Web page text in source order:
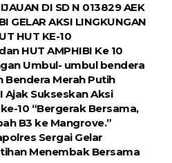
DI SD N 013829 AEK
GELAR AKSI LINGKUNGAN
HUT KE-10
HUT AMPHIBI Ke 10
Umbul- umbul bendera
Bendera Merah Putih
Ajak Sukseskan Aksi
10 “Bergerak Bersama,
B3 ke Mangrove.”
Sergai Gelar
Menembak Bersama